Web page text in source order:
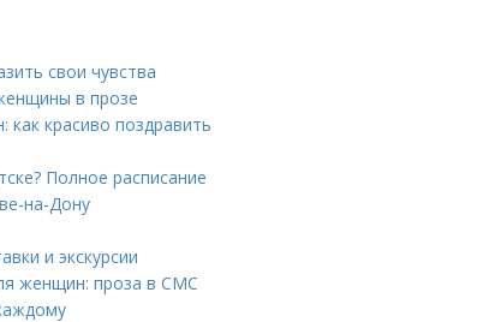
свои чувства
в прозе
красиво поздравить
Полное расписание
на-Дону
и экскурсии
женщин: проза в СМС